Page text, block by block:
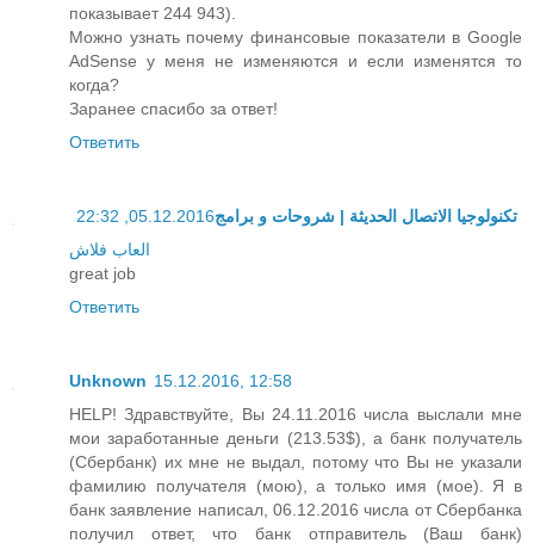
показывает 244 943).
Можно узнать почему финансовые показатели в Google
AdSense у меня не изменяются и если изменятся то
когда?
Заранее спасибо за ответ!
Ответить
تكنولوجيا الاتصال الحديثة | شروحات و برامج05.12.2016, 22:32
العاب فلاش
great job
Ответить
Unknown 15.12.2016, 12:58
HELP! Здравствуйте, Вы 24.11.2016 числа выслали мне
мои заработанные деньги (213.53$), а банк получатель
(Сбербанк) их мне не выдал, потому что Вы не указали
фамилию получателя (мою), а только имя (мое). Я в
банк заявление написал, 06.12.2016 числа от Сбербанка
получил ответ, что банк отправитель (Ваш банк)